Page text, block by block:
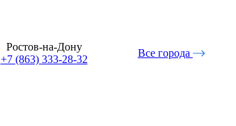
Ростов-на-Дону
+7 (863) 333-28-32
Все города